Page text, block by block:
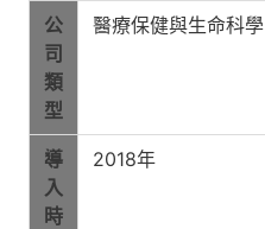
公
司
類
型
醫療保健與生命科學
導
入
時
2018年